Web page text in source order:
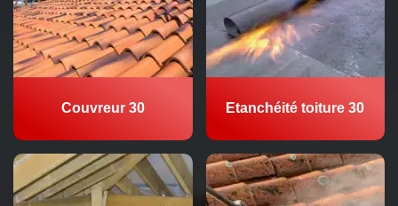
Couvreur 30 Etanchéité toiture 30